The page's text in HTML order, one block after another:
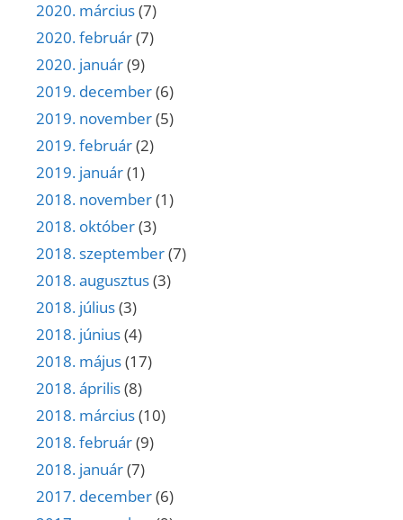
2020. március(7)
2020. február(7)
2020. január(9)
2019. december(6)
2019. november(5)
2019. február(2)
2019. január(1)
2018. november(1)
2018. október(3)
2018. szeptember(7)
2018. augusztus(3)
2018. július(3)
2018. június(4)
2018. május(17)
2018. április(8)
2018. március(10)
2018. február(9)
2018. január(7)
2017. december(6)